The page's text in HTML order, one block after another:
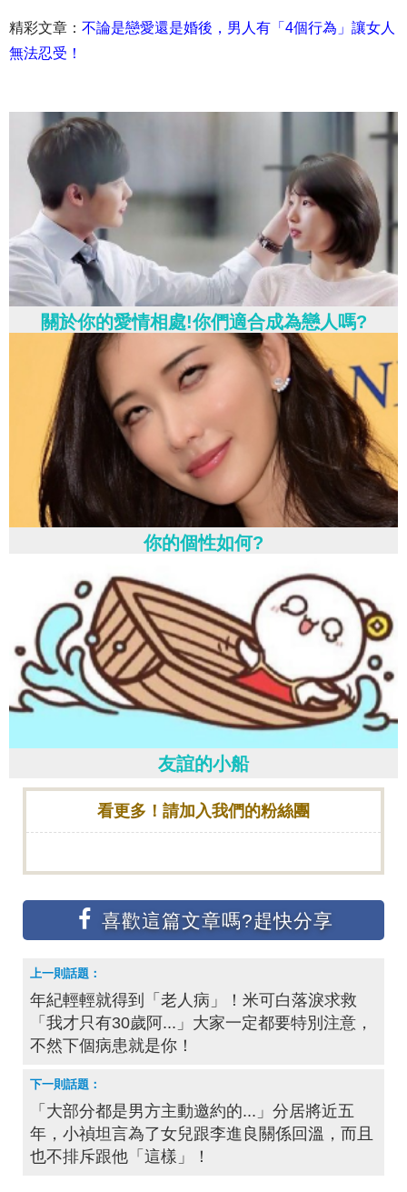
精彩文章： 不論是戀愛還是婚後，男人有「4個行為」讓女人
無法忍受！
關於你的愛情相處!你們適合成為戀人嗎?
你的個性如何?
友誼的小船
看更多！請加入我們的粉絲團
年紀輕輕就得到「老人病」！米可白落淚求救
「我才只有30歲阿...」大家一定都要特別注意，
不然下個病患就是你！
「大部分都是男方主動邀約的...」分居將近五
年，小禎坦言為了女兒跟李進良關係回溫，而且
也不排斥跟他「這樣」！